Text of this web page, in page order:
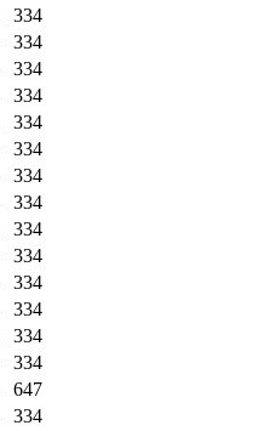
334
334
334
334
334
334
334
334
334
334
334
334
334
334
647
334